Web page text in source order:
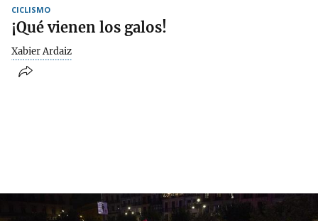
CICLISMO
¡Qué vienen los galos!
Xabier Ardaiz